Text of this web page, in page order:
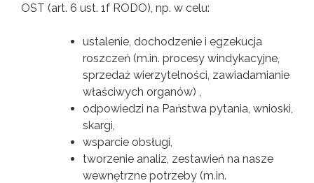
OST (art. 6 ust. 1f RODO), np. w celu:
ustalenie, dochodzenie i egzekucja
roszczeń (m.in. procesy windykacyjne,
sprzedaż wierzytelności, zawiadamianie
właściwych organów) ,
odpowiedzi na Państwa pytania, wnioski,
skargi,
wsparcie obsługi,
tworzenie analiz, zestawień na nasze
wewnętrzne potrzeby (m.in.